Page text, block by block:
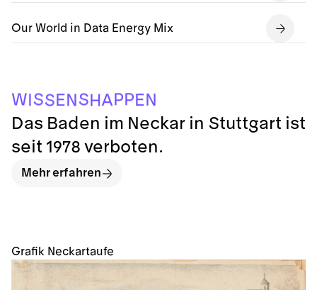
Our World in Data Energy Mix
Grafik Neckartaufe
WISSENSHAPPE N
Das Baden im Neckar in Stuttgart ist
seit 1978 verboten.
Mehr erfahren